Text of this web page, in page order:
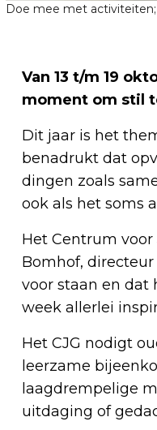
Doe mee met
Van 13 t/m 19
moment om stil
Dit jaar is het
benadrukt dat
dingen zoals
ook als het soms
Het Centrum
Bomhof, directeur
voor staan en dat
week allerlei
Het CJG nodigt
leerzame
laagdrempelige
uitdaging of